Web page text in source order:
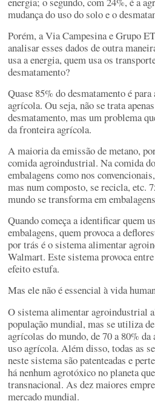
mudança do uso do solo e o
Porém, a Via Campesina e Grupo
analisar esses dados de outra
usa a energia, quem usa os
desmatamento?
Quase 85% do desmatamento é
agrícola. Ou seja, não se trata
desmatamento, mas um problema
da fronteira agrícola.
A maioria da emissão de metano,
comida agroindustrial. Na comida
embalagens como nos
mas num composto, se recicla, etc.
mundo se transforma em
Quando começa a identificar quem
embalagens, quem provoca a
por trás é o sistema alimentar
Walmart. Este sistema provoca
efeito estufa.
Mas ele não é essencial à vida
O sistema alimentar agroindustrial
população mundial, mas se utiliza
agrícolas do mundo, de 70 a 80%
uso agrícola. Além disso, todas as
neste sistema são patenteadas e
há nenhum agrotóxico no planeta
transnacional. As dez maiores
mercado mundial.